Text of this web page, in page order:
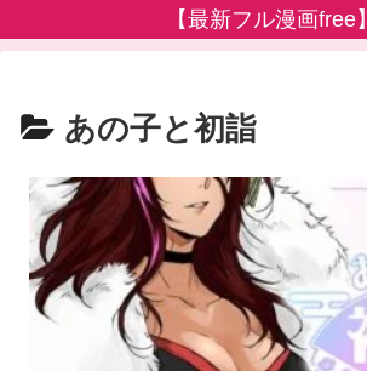
【最新フル漫画free】
あの子と初詣